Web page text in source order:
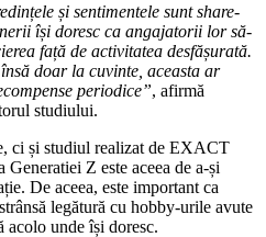
și sentimentele sunt share-
își doresc ca angajatorii lor să-
față de activitatea desfășurată.
doar la cuvinte, aceasta ar
periodice”, afirmă
studiului.
ci și studiul realizat de EXACT
Z este aceea de a-și
De aceea, este important ca
legătură cu hobby-urile avute
acolo unde își doresc.